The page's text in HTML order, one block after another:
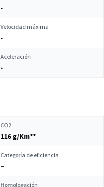
-
Velocidad máxima
-
Aceleración
-
CO2
116 g/Km**
Categoría de eficiencia
–
Homologación